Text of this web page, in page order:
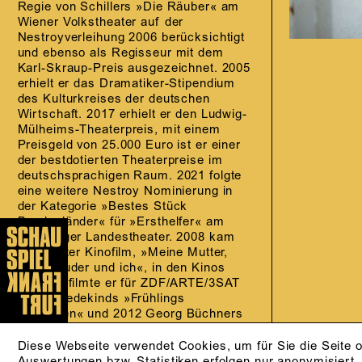
Diese Webseite verwendet Cookies, um für Sie die
Regie von Schillers »Die Räuber« am
Wiener Volkstheater auf der
Nestroyverleihung 2006 berücksichtigt
und ebenso als Regisseur mit dem
Karl-Skraup-Preis ausgezeichnet. 2005
erhielt er das Dramatiker-Stipendium
des Kulturkreises der deutschen
Wirtschaft. 2017 erhielt er den Ludwig-
Mülheims-Theaterpreis, mit einem
Preisgeld von 25.000 Euro ist er einer
der bestdotierten Theaterpreise im
deutschsprachigen Raum. 2021 folgte
eine weitere Nestroy Nominierung in
der Kategorie »Bestes Stück
Bundesländer« für »Ersthelfer« am
Salzburger Landestheater. 2008 kam
sein erster Kinofilm, »Meine Mutter,
mein Bruder und ich«, in den Kinos
2010 verfilmte er für ZDF/ARTE/3SAT
Frank Wedekinds »Frühlings
Erwachen« und 2012 Georg Büchners
Roman »Der Mond ist unsere Sonne«